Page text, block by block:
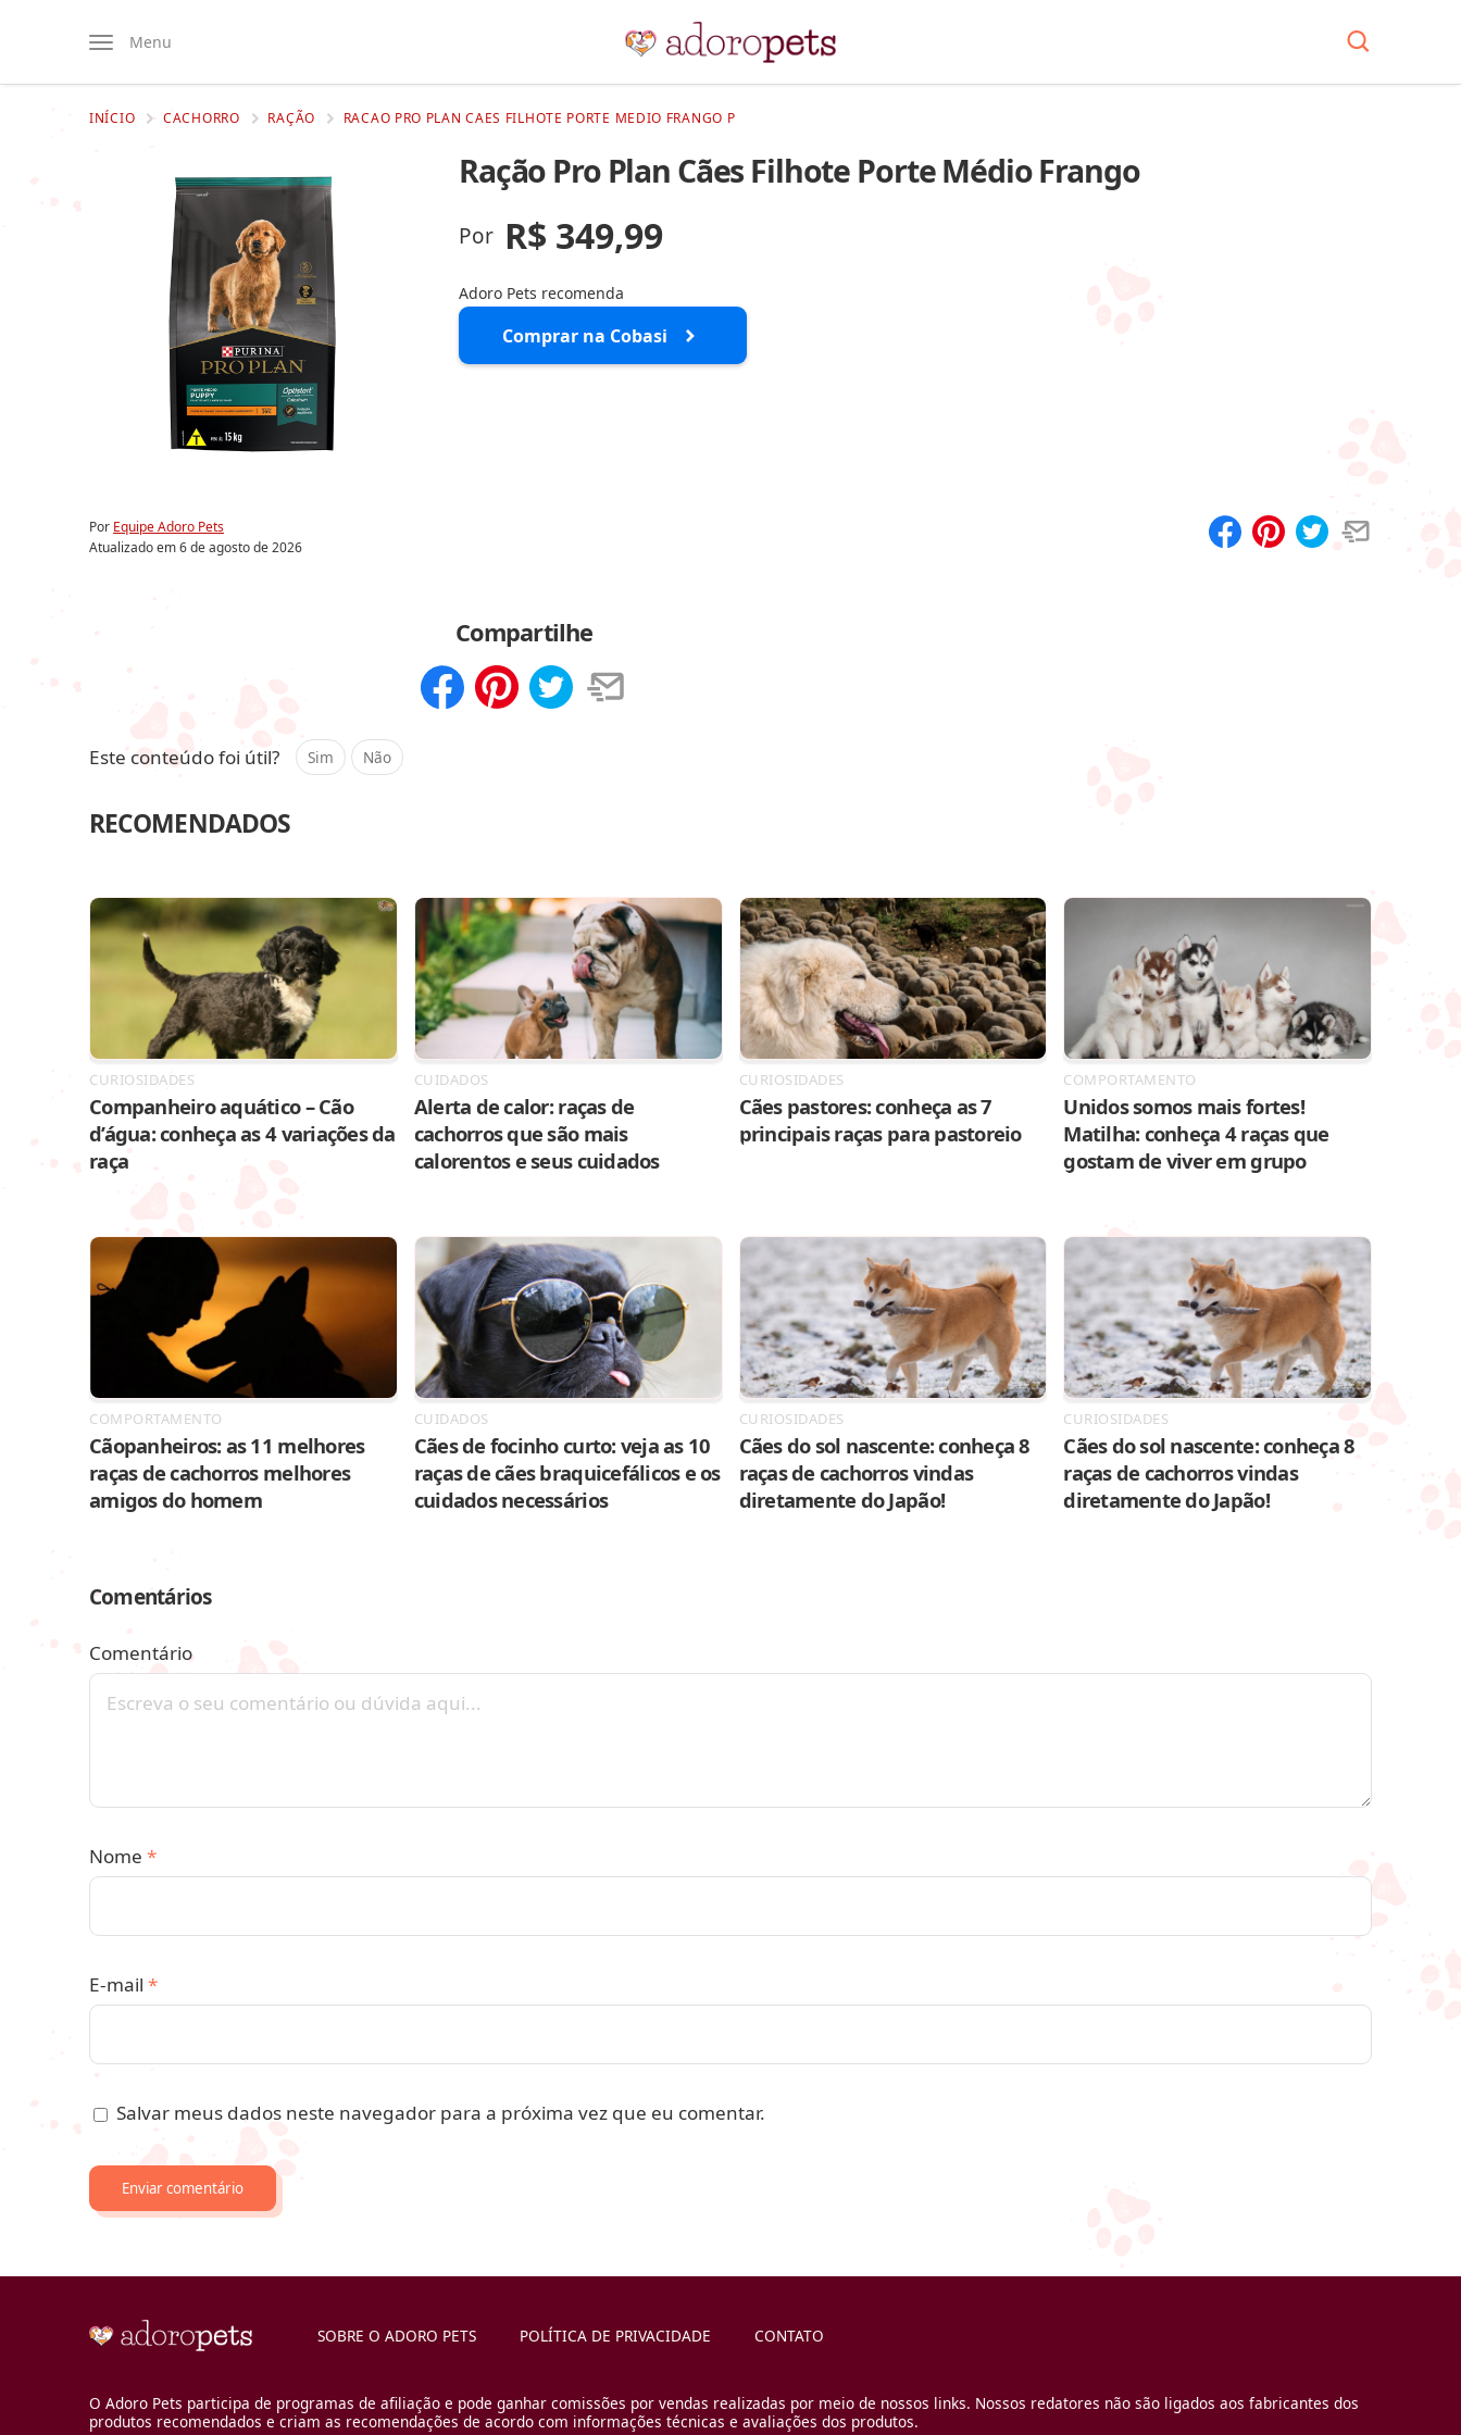
Menu
INÍCIO CACHORRO RAÇÃO RACAO PRO PLAN CAES FILHOTE PORTE MEDIO FRANGO P
Ração Pro Plan Cães Filhote Porte Médio Frango
Por R$ 349,99
Adoro Pets recomenda
Comprar na Cobasi
Por Equipe Adoro Pets
Atualizado em6 de agosto de 2026
Compartilhe
Este conteúdo foi útil? Sim Não
RECOMENDADOS
CURIOSIDADES
Companheiro aquático – Cão
d’água: conheça as 4 variações da
raça
CUIDADOS
Alerta de calor: raças de
cachorros que são mais
calorentos e seus cuidados
CURIOSIDADES
Cães pastores: conheça as 7
principais raças para pastoreio
COMPORTAMENTO
Unidos somos mais fortes!
Matilha: conheça 4 raças que
gostam de viver em grupo
COMPORTAMENTO
Cãopanheiros: as 11 melhores
raças de cachorros melhores
amigos do homem
CUIDADOS
Cães de focinho curto: veja as 10
raças de cães braquicefálicos e os
cuidados necessários
CURIOSIDADES
Cães do sol nascente: conheça 8
raças de cachorros vindas
diretamente do Japão!
CURIOSIDADES
Cães do sol nascente: conheça 8
raças de cachorros vindas
diretamente do Japão!
Comentários
Comentário
Nome *
E-mail *
Salvar meus dados neste navegador para a próxima vez que eu comentar.
SOBRE O ADORO PETS POLÍTICA DE PRIVACIDADE CONTATO
O Adoro Pets participa de programas de afiliação e pode ganhar comissões por vendas realizadas por meio de nossos links. Nossos redatores não são ligados aos fabricantes dos
produtos recomendados e criam as recomendações de acordo com informações técnicas e avaliações dos produtos.